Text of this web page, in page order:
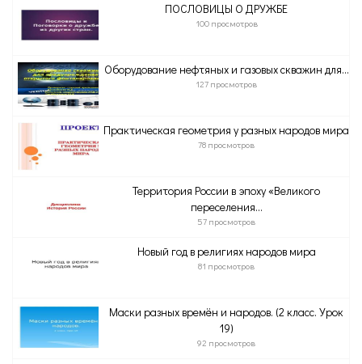
ПОСЛОВИЦЫ О ДРУЖБЕ
100 просмотров
Оборудование нефтяных и газовых скважин для...
127 просмотров
Практическая геометрия у разных народов мира
78 просмотров
Территория России в эпоху «Великого
переселения...
57 просмотров
Новый год в религиях народов мира
81 просмотров
Маски разных времён и народов. (2 класс. Урок
19)
92 просмотров